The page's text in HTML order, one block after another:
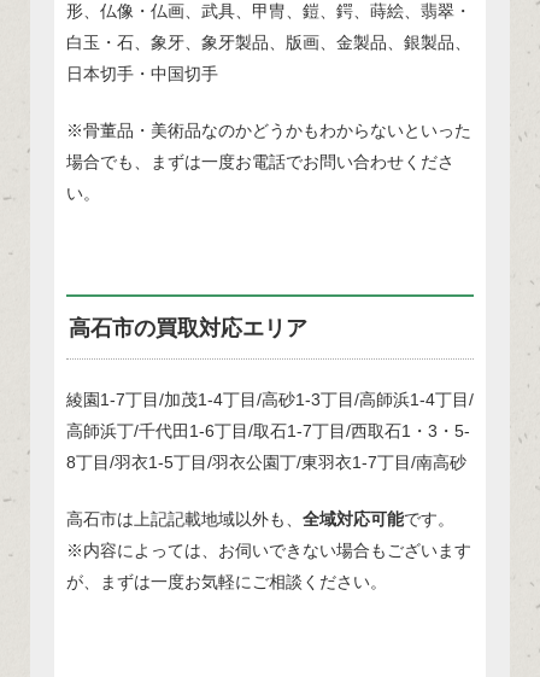
形、仏像・仏画、武具、甲冑、鎧、鍔、蒔絵、翡翠・
白玉・石、象牙、象牙製品、版画、金製品、銀製品、
日本切手・中国切手
※骨董品・美術品なのかどうかもわからないといった
場合でも、まずは一度お電話でお問い合わせくださ
い。
高石市の買取対応エリア
綾園1-7丁目/加茂1-4丁目/高砂1-3丁目/高師浜1-4丁目/
高師浜丁/千代田1-6丁目/取石1-7丁目/西取石1・3・5-
8丁目/羽衣1-5丁目/羽衣公園丁/東羽衣1-7丁目/南高砂
高石市は上記記載地域以外も、 全域対応可能です。
※内容によっては、お伺いできない場合もございます
が、まずは一度お気軽にご相談ください。